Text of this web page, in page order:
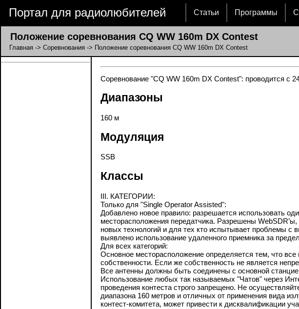
Портал для радиолюбителей Статьи Программы
Положение соревнования CQ WW 160m DX Contest
Главная -> Соревнования -> Положение соревнования CQ WW 160m DX Contest
Соревнование "CQ WW 160m DX Contest": проводится с
Диапазоны
160 м
Модуляция
SSB
Классы
III. КАТЕГОРИИ:
Только для "Single Operator Assisted":
Добавлено новое правило: разрешается использовать
месторасположения передатчика. Разрешены
новых технологий и для тех кто испытывает проблемы с
выявлено использование удаленного приемника за
Для всех категорий:
Основное месторасположение определяется тем, что
собственности. Если же собственность не является
Все антенны должны быть соединены с основной
Использование любых так называемых "Чатов" через
проведения контеста строго запрещено. Не
диапазона 160 метров и отличных от применения вида
контест-комитета, может привести к дисквалификации